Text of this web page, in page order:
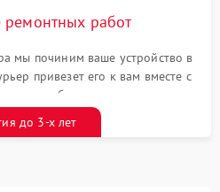
работ
мы починим ваше устройство в
привезет его к вам вместе с
талоном бесплатно
до 3-х лет